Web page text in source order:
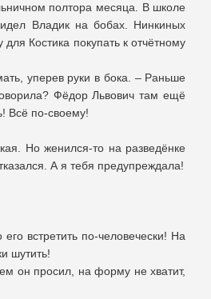
полтора месяца. В школе
Владик на бобах. Нинкиных
Костика покупать к отчётному
уперев руки в бока. – Раньше
Фёдор Львович там ещё
Всё по-своему!
Но женился-то на разведёнке
А я тебя предупреждала!
встретить по-человечески! На
шутить!
он просил, на форму не хватит,